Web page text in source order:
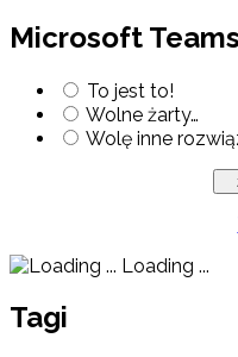
Microsoft
To jest to!
Wolne żarty…
Wolę inne
Loading ...
Tagi